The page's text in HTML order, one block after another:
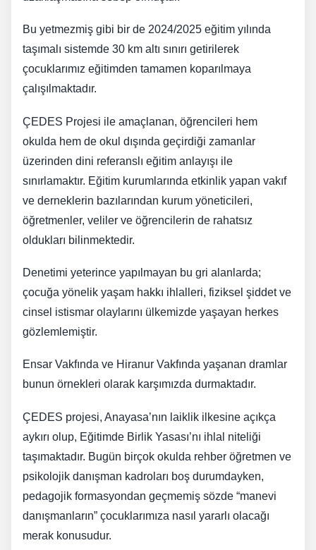
Bu yetmezmiş gibi bir de 2024/2025 eğitim yılında
taşımalı sistemde 30 km altı sınırı getirilerek
çocuklarımız eğitimden tamamen koparılmaya
çalışılmaktadır.
ÇEDES Projesi ile amaçlanan, öğrencileri hem
okulda hem de okul dışında geçirdiği zamanlar
üzerinden dini referanslı eğitim anlayışı ile
sınırlamaktır. Eğitim kurumlarında etkinlik yapan vakıf
ve derneklerin bazılarından kurum yöneticileri,
öğretmenler, veliler ve öğrencilerin de rahatsız
oldukları bilinmektedir.
Denetimi yeterince yapılmayan bu gri alanlarda;
çocuğa yönelik yaşam hakkı ihlalleri, fiziksel şiddet ve
cinsel istismar olaylarını ülkemizde yaşayan herkes
gözlemlemiştir.
Ensar Vakfında ve Hiranur Vakfında yaşanan dramlar
bunun örnekleri olarak karşımızda durmaktadır.
ÇEDES projesi, Anayasa’nın laiklik ilkesine açıkça
aykırı olup, Eğitimde Birlik Yasası’nı ihlal niteliği
taşımaktadır. Bugün birçok okulda rehber öğretmen ve
psikolojik danışman kadroları boş durumdayken,
pedagojik formasyondan geçmemiş sözde “manevi
danışmanların” çocuklarımıza nasıl yararlı olacağı
merak konusudur.